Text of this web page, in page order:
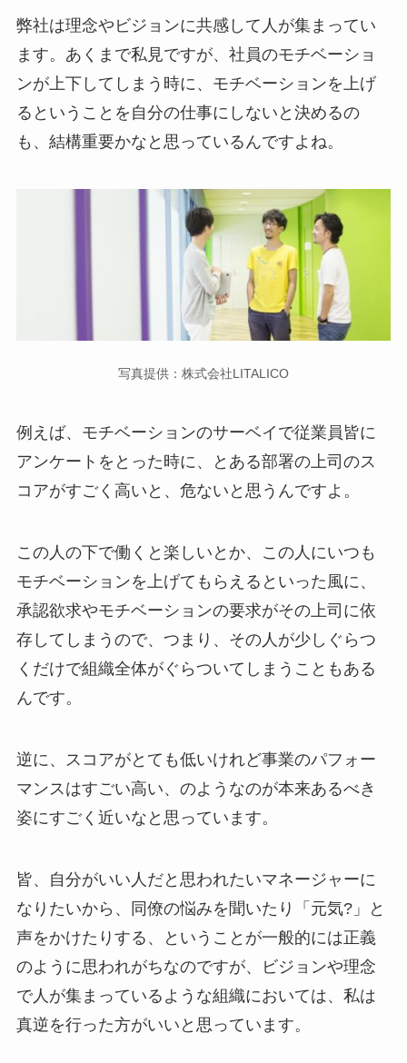
弊社は理念やビジョンに共感して人が集まってい
ます。あくまで私見ですが、社員のモチベーショ
ンが上下してしまう時に、モチベーションを上げ
るということを自分の仕事にしないと決めるの
も、結構重要かなと思っているんですよね。
写真提供：株式会社LITALICO
例えば、モチベーションのサーベイで従業員皆に
アンケートをとった時に、とある部署の上司のス
コアがすごく高いと、危ないと思うんですよ。
この人の下で働くと楽しいとか、この人にいつも
モチベーションを上げてもらえるといった風に、
承認欲求やモチベーションの要求がその上司に依
存してしまうので、つまり、その人が少しぐらつ
くだけで組織全体がぐらついてしまうこともある
んです。
逆に、スコアがとても低いけれど事業のパフォー
マンスはすごい高い、のようなのが本来あるべき
姿にすごく近いなと思っています。
皆、自分がいい人だと思われたいマネージャーに
なりたいから、同僚の悩みを聞いたり「元気?」と
声をかけたりする、ということが一般的には正義
のように思われがちなのですが、ビジョンや理念
で人が集まっているような組織においては、私は
真逆を行った方がいいと思っています。